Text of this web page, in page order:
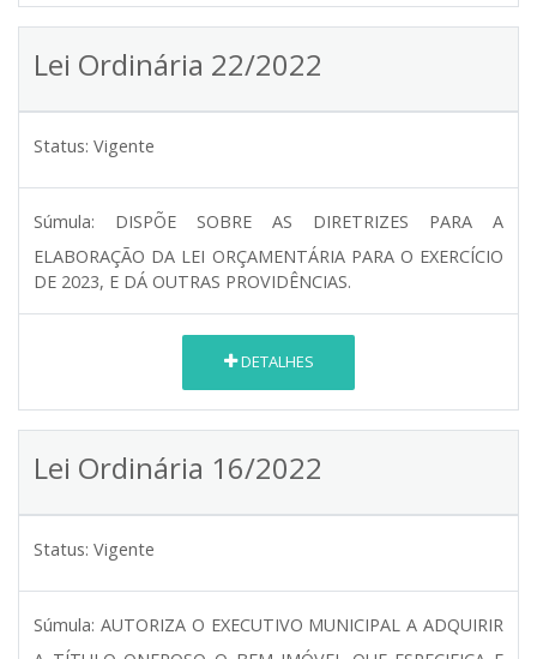
Lei Ordinária 22/2022
Status: Vigente
Súmula:
DISPÕE SOBRE AS DIRETRIZES PARA A
ELABORAÇÃO DA LEI ORÇAMENTÁRIA PARA O EXERCÍCIO
DE 2023, E DÁ OUTRAS PROVIDÊNCIAS.
DETALHES
Lei Ordinária 16/2022
Status: Vigente
Súmula: AUTORIZA O EXECUTIVO MUNICIPAL A ADQUIRIR